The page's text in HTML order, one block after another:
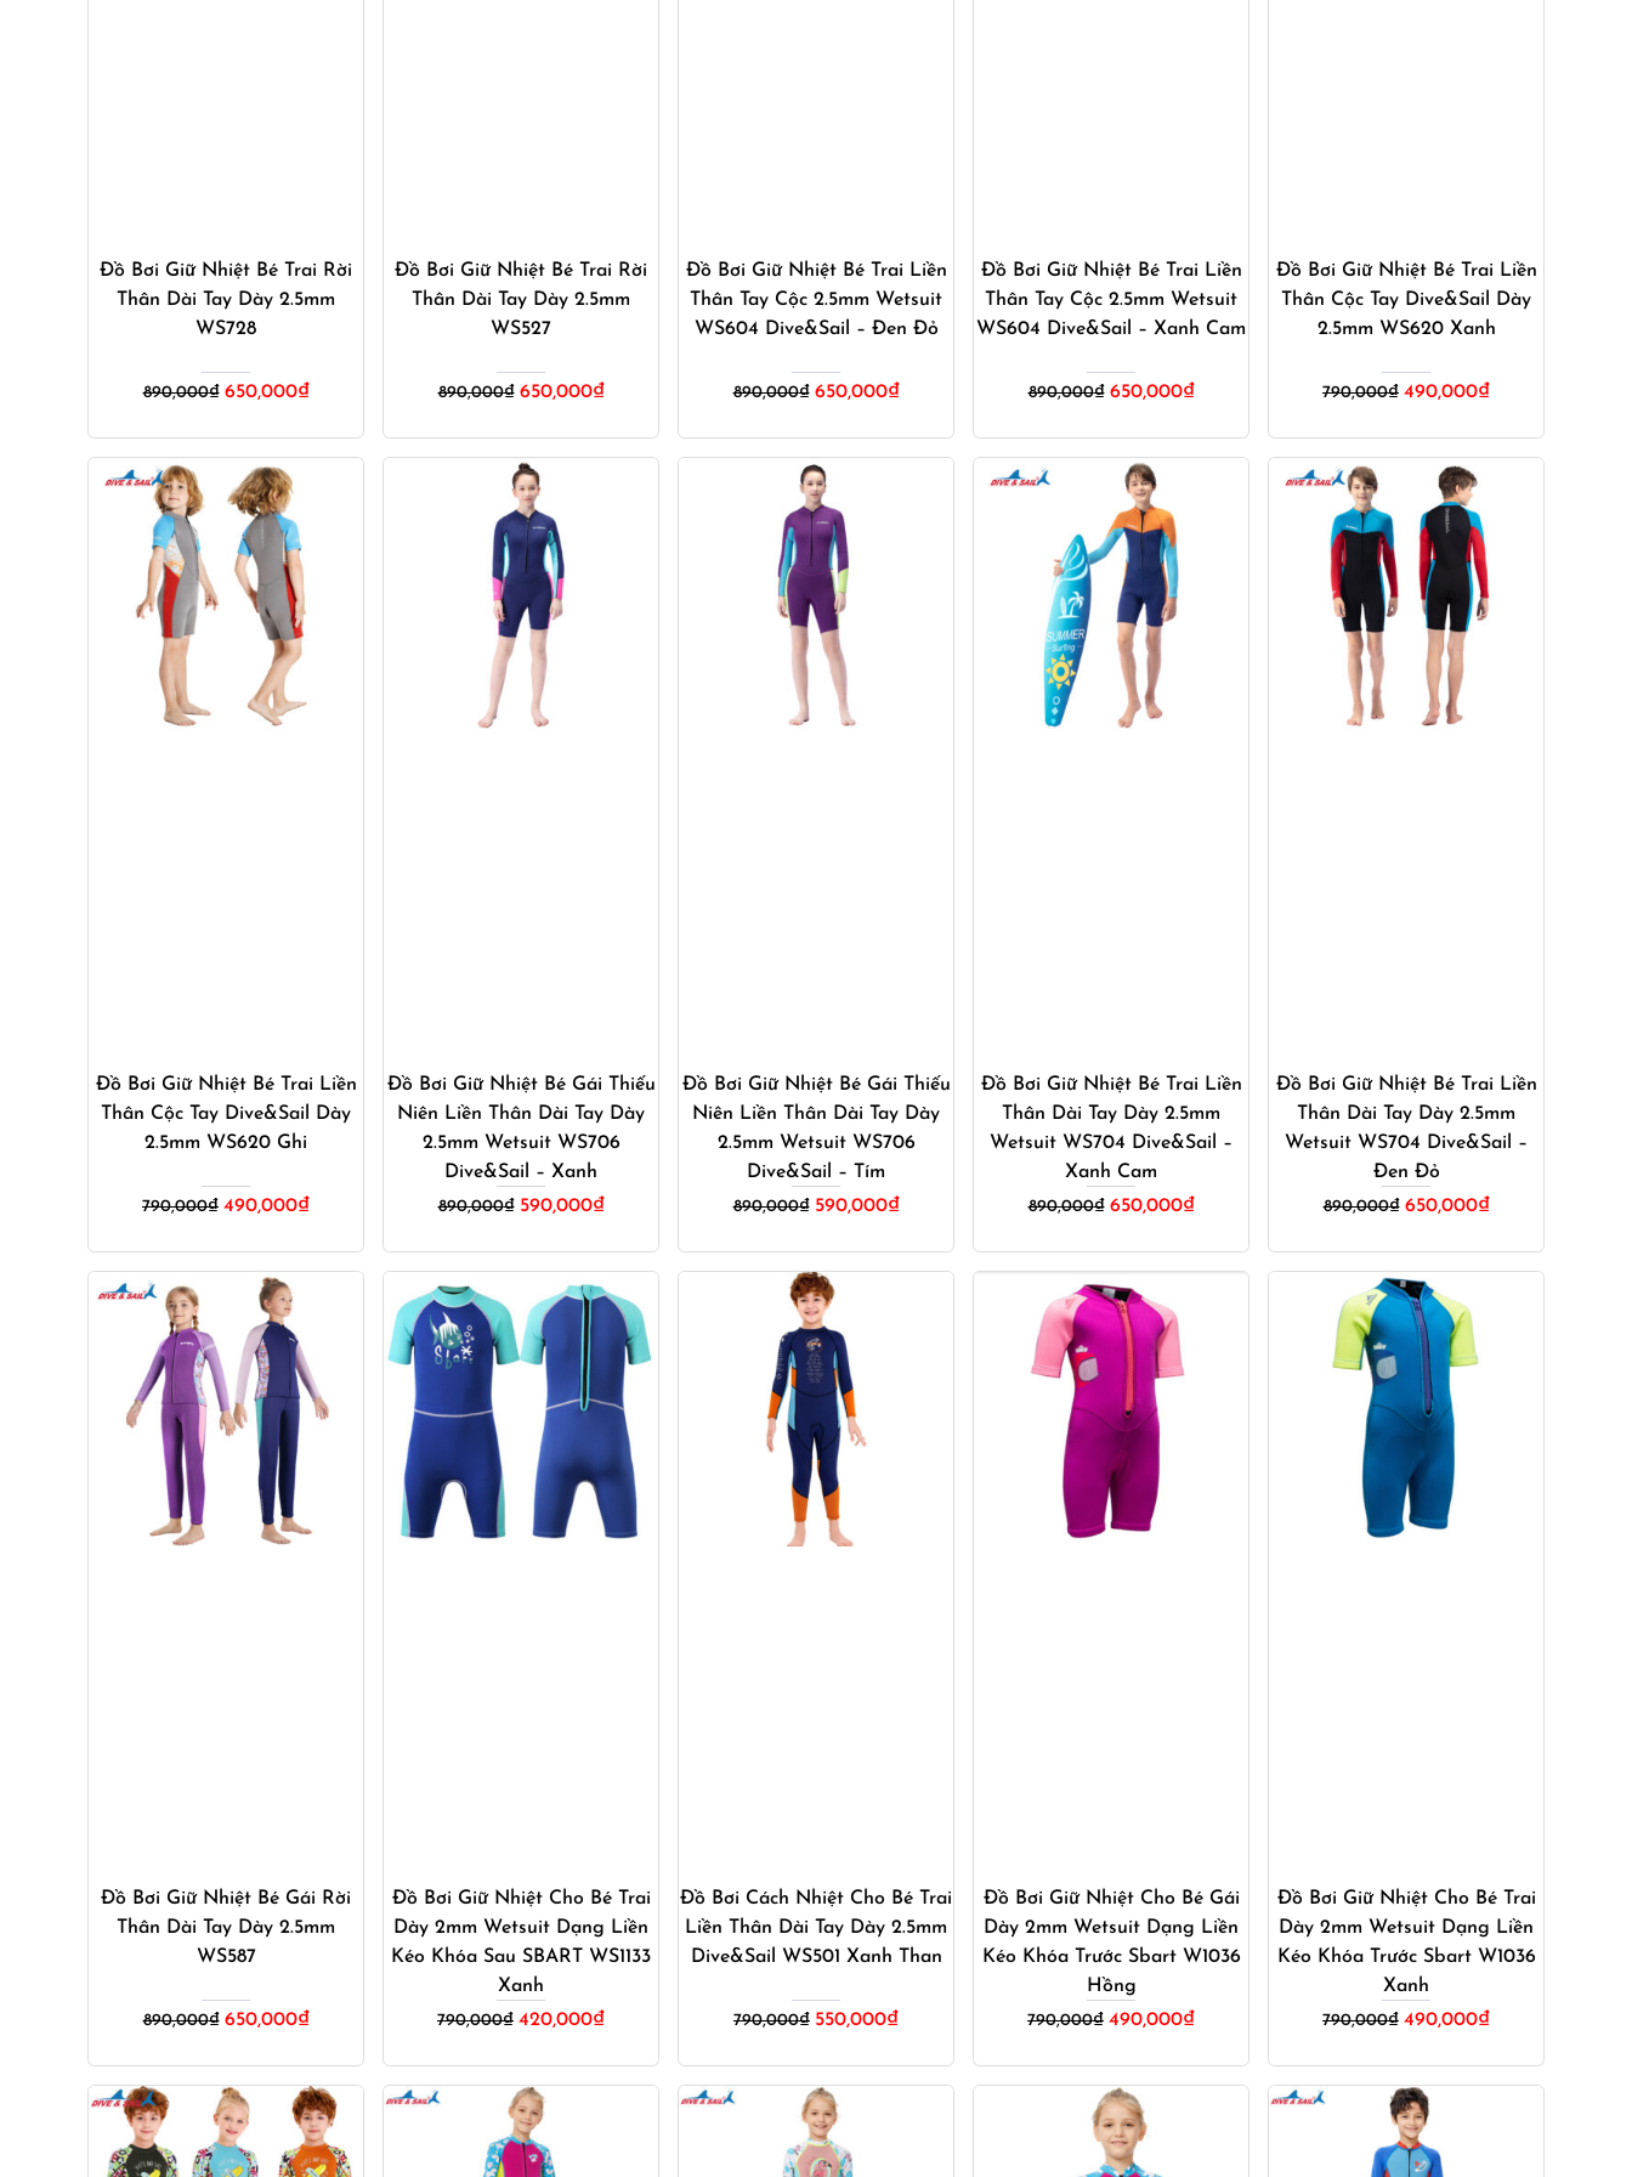
Đồ Bơi Giữ Nhiệt Bé Trai Rời
Thân Dài Tay Dày 2.5mm
WS728
890,000₫ Giá
là:
890,000₫.
650,000₫Giá
tại
là:
Đồ Bơi Giữ Nhiệt Bé Trai Rời
Thân Dài Tay Dày 2.5mm
WS527
890,000₫ Giá
là:
890,000₫.
650,000₫Giá
tại
là:
Đồ Bơi Giữ Nhiệt Bé Trai Liền
Thân Tay Cộc 2.5mm Wetsuit
WS604 Dive&Sail – Đen Đỏ
890,000₫ Giá
là:
890,000₫.
650,000₫Giá
tại
là:
Đồ Bơi Giữ Nhiệt Bé Trai Liền
Thân Tay Cộc 2.5mm Wetsuit
WS604 Dive&Sail – Xanh Cam
890,000₫ Giá
là:
890,000₫.
650,000₫Giá
tại
là:
Đồ Bơi Giữ Nhiệt Bé Trai Liền
Thân Cộc Tay Dive&Sail Dày
2.5mm WS620 Xanh
790,000₫ Giá
là:
790,000₫.
490,000₫Giá
tại
là:
Đồ Bơi Giữ Nhiệt Bé Trai Liền
Thân Cộc Tay Dive&Sail Dày
2.5mm WS620 Ghi
790,000₫ Giá
là:
790,000₫.
490,000₫Giá
tại
là:
Đồ Bơi Giữ Nhiệt Bé Gái Thiếu
Niên Liền Thân Dài Tay Dày
2.5mm Wetsuit WS706
Dive&Sail – Xanh
890,000₫ Giá
là:
890,000₫.
590,000₫Giá
tại
là:
590,000₫.
Đồ Bơi Giữ Nhiệt Bé Gái Thiếu
Niên Liền Thân Dài Tay Dày
2.5mm Wetsuit WS706
Dive&Sail – Tím
890,000₫ Giá
là:
890,000₫.
590,000₫Giá
tại
là:
Đồ Bơi Giữ Nhiệt Bé Trai Liền
Thân Dài Tay Dày 2.5mm
Wetsuit WS704 Dive&Sail –
Xanh Cam
890,000₫ Giá
là:
890,000₫.
650,000₫Giá
tại
là:
Đồ Bơi Giữ Nhiệt Bé Trai Liền
Thân Dài Tay Dày 2.5mm
Wetsuit WS704 Dive&Sail –
Đen Đỏ
890,000₫ Giá
là:
890,000₫.
650,000₫Giá
tại
là:
Đồ Bơi Giữ Nhiệt Bé Gái Rời
Thân Dài Tay Dày 2.5mm
WS587
890,000₫ Giá
là:
890,000₫.
650,000₫Giá
tại
là:
650,000₫.
Đồ Bơi Giữ Nhiệt Cho Bé Trai
Dày 2mm Wetsuit Dạng Liền
Kéo Khóa Sau SBART WS1133
Xanh
790,000₫ Giá
là:
790,000₫.
420,000₫Giá
tại
là:
Đồ Bơi Cách Nhiệt Cho Bé Trai
Liền Thân Dài Tay Dày 2.5mm
Dive&Sail WS501 Xanh Than
790,000₫ Giá
là:
790,000₫.
550,000₫Giá
tại
là:
Đồ Bơi Giữ Nhiệt Cho Bé Gái
Dày 2mm Wetsuit Dạng Liền
Kéo Khóa Trước Sbart W1036
Hồng
790,000₫ Giá
là:
790,000₫.
490,000₫Giá
tại
là:
Đồ Bơi Giữ Nhiệt Cho Bé Trai
Dày 2mm Wetsuit Dạng Liền
Kéo Khóa Trước Sbart W1036
Xanh
790,000₫ Giá
là:
790,000₫.
490,000₫Giá
tại
là: